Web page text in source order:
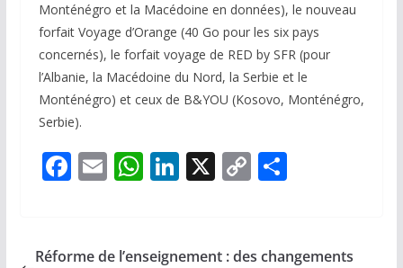
Monténégro et la Macédoine en données), le nouveau
forfait Voyage d’Orange (40 Go pour les six pays
concernés), le forfait voyage de RED by SFR (pour
l’Albanie, la Macédoine du Nord, la Serbie et le
Monténégro) et ceux de B&YOU (Kosovo, Monténégro,
Serbie).
F
b
E
l
W
s
Li
e
X C
y
P
g
Réforme de l’enseignement : des changements